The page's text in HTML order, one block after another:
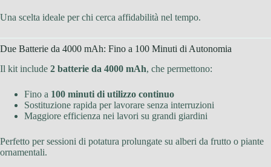
Una scelta ideale per chi cerca affidabilità nel tempo.
Due Batterie da 4000 mAh: Fino a 100 Minuti di Autonomia
Il kit include 2 batterie da 4000 mAh, che permettono:
Fino a 100 minuti di utilizzo continuo
Sostituzione rapida per lavorare senza interruzioni
Maggiore efficienza nei lavori su grandi giardini
Perfetto per sessioni di potatura prolungate su alberi da frutto o piante
ornamentali.